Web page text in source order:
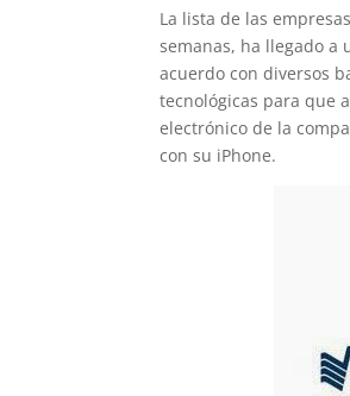
La lista de las
semanas, ha llegado a
acuerdo con diversos
tecnológicas para que
electrónico de la
con su iPhone.